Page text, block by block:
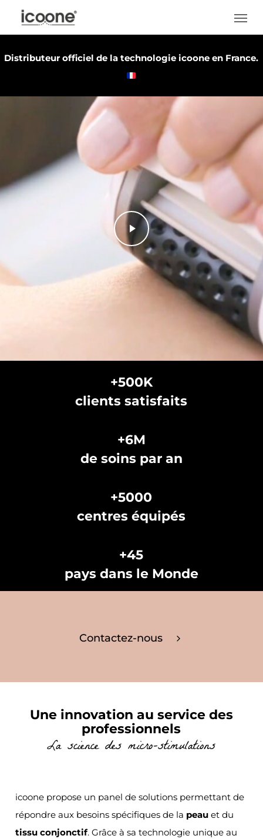
content
Distributeur officiel de la technologie icoone en France.
Play Video
+500K
clients satisfaits
+6M
de soins par an
+5000
centres équipés
+45
pays dans le Monde
Contactez-nous
Une innovation au service des
professionnels
La science des micro-stimulations
icoone propose un panel de solutions permettant de
répondre aux besoins spécifiques de la peauet du
tissu conjonctif. Grâce à sa technologie unique au